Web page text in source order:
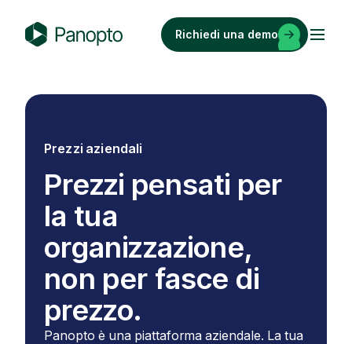
n
o
Richiedi una demo
Prezzi aziendali
Prezzi pensati per
la tua
organizzazione,
non per fasce di
prezzo.
Panopto è una piattaforma aziendale. La tua